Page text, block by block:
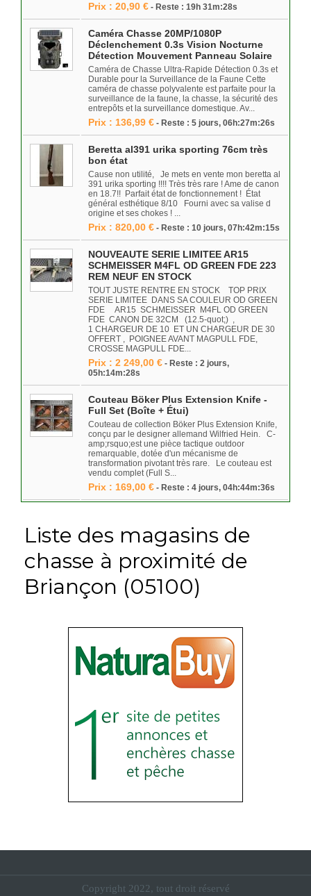
Prix : 20,90 € - Reste : 19h 31m:28s
Caméra Chasse 20MP/1080P
Déclenchement 0.3s Vision Nocturne
Détection Mouvement Panneau Solaire
Caméra de Chasse Ultra-Rapide Détection 0.3s et
Durable pour la Surveillance de la Faune Cette
caméra de chasse polyvalente est parfaite pour la
surveillance de la faune, la chasse, la sécurité des
entrepôts et la surveillance domestique. Av...
Prix : 136,99 € - Reste : 5 jours, 06h:27m:26s
Beretta al391 urika sporting 76cm très
bon état
Cause non utilité, Je mets en vente mon beretta al
391 urika sporting !!!! Très très rare ! Ame de canon
en 18.7!! Parfait état de fonctionnement ! État
général esthétique 8/10 Fourni avec sa valise d
origine et ses chokes ! ...
Prix : 820,00 € - Reste : 10 jours, 07h:42m:15s
NOUVEAUTE SERIE LIMITEE AR15
SCHMEISSER M4FL OD GREEN FDE 223
REM NEUF EN STOCK
TOUT JUSTE RENTRE EN STOCK TOP PRIX
SERIE LIMITEE DANS SA COULEUR OD GREEN
FDE AR15 SCHMEISSER M4FL OD GREEN
FDE CANON DE 32CM (12.5-quot;) ,
1 CHARGEUR DE 10 ET UN CHARGEUR DE 30
OFFERT , POIGNEE AVANT MAGPULL FDE,
CROSSE MAGPULL FDE...
Prix : 2 249,00 € - Reste : 2 jours,
05h:14m:28s
Couteau Böker Plus Extension Knife -
Full Set (Boîte + Étui)
Couteau de collection Böker Plus Extension Knife,
conçu par le designer allemand Wilfried Hein. C-
amp;rsquo;est une pièce tactique outdoor
remarquable, dotée d'un mécanisme de
transformation pivotant très rare. Le couteau est
vendu complet (Full S...
Prix : 169,00 € - Reste : 4 jours, 04h:44m:36s
Liste des magasins de
chasse à proximité de
Briançon (05100)
Copyright 2022, tout droit réservé